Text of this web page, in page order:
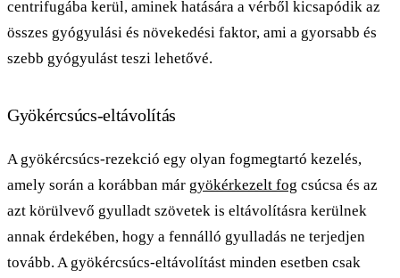
centrifugába kerül, aminek hatására a vérből kicsapódik az
összes gyógyulási és növekedési faktor, ami a gyorsabb és
szebb gyógyulást teszi lehetővé.
Gyökércsúcs-eltávolítás
A gyökércsúcs-rezekció egy olyan fogmegtartó kezelés,
amely során a korábban már gyökérkezelt fog csúcsa és az
azt körülvevő gyulladt szövetek is eltávolításra kerülnek
annak érdekében, hogy a fennálló gyulladás ne terjedjen
tovább. A gyökércsúcs-eltávolítást minden esetben csak